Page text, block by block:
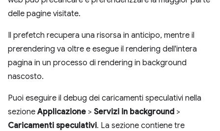
delle pagine visitate.
Il prefetch recupera una risorsa in anticipo, mentre il
prerendering va oltre e esegue il rendering dell'intera
pagina in un processo di rendering in background
nascosto.
Puoi eseguire il debug dei caricamenti speculativi nella
sezioneApplicazione > Servizi in background >
Caricamenti speculativi. La sezione contiene tre